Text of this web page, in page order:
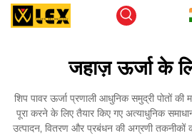
जहाज़ ऊर्जा के
शिप पावर ऊर्जा प्रणाली आधुनिक समुद्री पोतों
पूरा करने के लिए तैयार किए गए अत्याधुनिक
उत्पादन, वितरण और प्रबंधन की अग्रणी